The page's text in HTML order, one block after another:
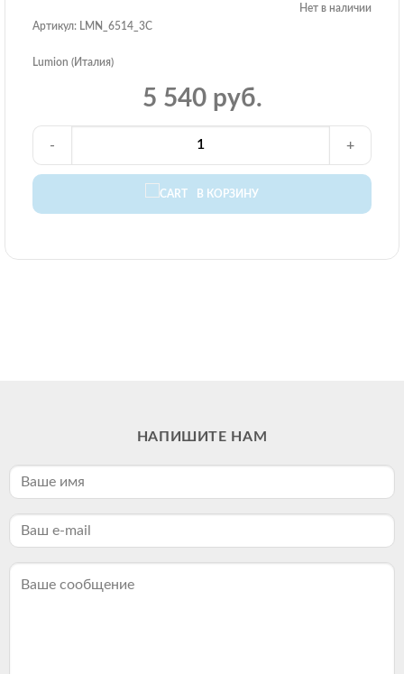
Нет в наличии
Артикул: LMN_6514_3C
Lumion (Италия)
5 540 руб.
В КОРЗИНУ
- +
НАПИШИТЕ НАМ